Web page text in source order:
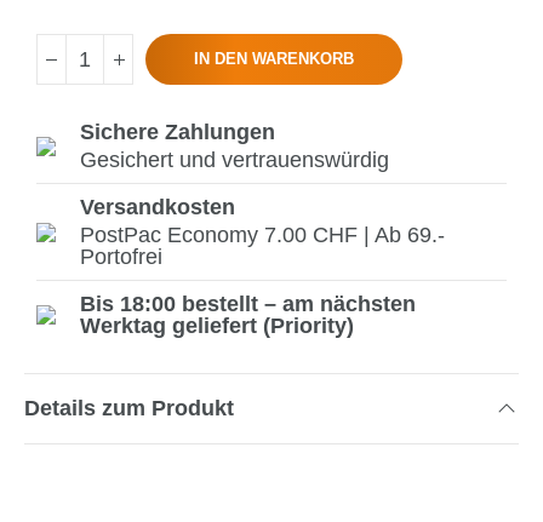
IN DEN WARENKORB
Sichere Zahlungen
Gesichert und vertrauenswürdig
Versandkosten
PostPac Economy 7.00 CHF | Ab 69.-
Portofrei
Bis 18:00 bestellt – am nächsten
Werktag geliefert (Priority)
Details zum Produkt